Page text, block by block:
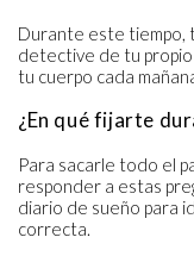
Durante este tiempo,
detective de tu propio
tu cuerpo cada
¿En qué fijarte
Para sacarle todo el
responder a estas
diario de sueño para
correcta.